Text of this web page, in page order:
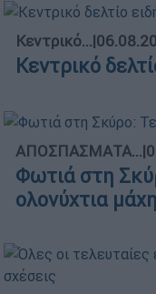
Κεντρικό...|
Κεντρικό
ΑΠΟΣΠΑΣΜΑΤΑ...|
Φωτιά στη
ολονύχτια μάχη